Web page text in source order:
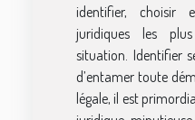
identifier, choisir
juridiques les
situation. Identifier
d’entamer toute
légale, il est